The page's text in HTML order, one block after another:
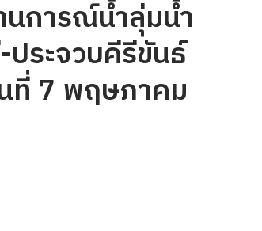
การณ์น้ำลุ่มน้ำ
ประจวบคีรีขันธ์
ที่ 7 พฤษภาคม